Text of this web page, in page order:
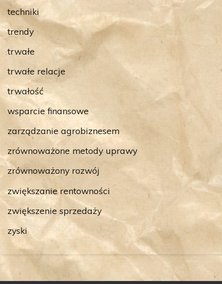
techniki
trendy
trwałe
trwałe relacje
trwałość
wsparcie finansowe
zarządzanie agrobiznesem
zrównoważone metody uprawy
zrównoważony rozwój
zwiększanie rentowności
zwiększenie sprzedaży
zyski